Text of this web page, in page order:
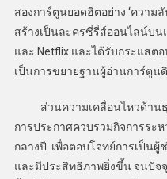
สองการ์ตูนยอดฮิตอย่าง ‘ความลั
สร้างเป็นละครซี่รี่ส์ออนไลน์บน
และ Netflix และได้รับกระแสต
เป็นการขยายฐานผู้อ่านการ์ตู
ส่วนความเคลื่อนไหวด้านธุ
การประกาศควบรวมกิจการระห
กลางปี เพื่อตอบโจทย์การเป็น
และมีประสิทธิภาพยิ่งขึ้น จนปัจจุ